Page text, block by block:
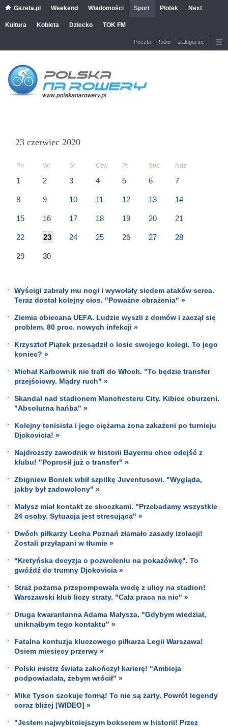
Gazeta.pl Weekend Wiadomości Sport Plotek Next
Kultura Kobieta Dziecko TOK FM
Poczta Radio Zaloguj się
23 czerwiec 2020
Pn Wt Śr Czw Pt Sob Ndz
1 2 3 4 5 6 7
8 9 10 11 12 13 14
15 16 17 18 19 20 21
22 23 24 25 26 27 28
29 30
Wyścigi zabrały mu nogi i wywołały siedem ataków serca.
Teraz dostał kolejny cios. "Poważne obrażenia" »
Ziemia obiecana UEFA. Ludzie wyszli z domów i zaczął się
problem. 80 proc. nowych infekcji »
Krzysztof Piątek przesądził o losie swojego kolegi. To jego
koniec? »
Michał Karbownik nie trafi do Włoch. "To będzie transfer
przejściowy. Mądry ruch" »
Skandal nad stadionem Manchesteru City. Kibice oburzeni.
"Absolutna hańba" »
Kolejny tenisista i jego ciężarna żona zakażeni po turnieju
Djokovicia! »
Najdroższy zawodnik w historii Bayernu chce odejść z
klubu! "Poprosił już o transfer" »
Zbigniew Boniek wbił szpilkę Juventusowi. "Wygląda,
jakby był zadowolony" »
Małysz miał kontakt ze skoczkami. "Przebadamy wszystkie
24 osoby. Sytuacja jest stresująca" »
Dwóch piłkarzy Lecha Poznań złamało zasady izolacji!
Zostali przyłapani w tłumie »
"Kretyńska decyzja o pozwoleniu na pokazówkę". To
gwóźdź do trumny Djokovicia »
Straż pożarna przepompowała wodę z ulicy na stadion!
Warszawski klub liczy straty. "Cała praca na nic" »
Druga kwarantanna Adama Małysza. "Gdybym wiedział,
uniknąłbym tego kontaktu" »
Fatalna kontuzja kluczowego piłkarza Legii Warszawa!
Osiem miesięcy przerwy »
Polski mistrz świata zakończył karierę! "Ambicja
podpowiadała, żebym wrócił" »
Mike Tyson szokuje formą! To nie są żarty. Powrót legendy
coraz bliżej [WIDEO] »
"Jestem najwybitniejszym bokserem w historii! Przez